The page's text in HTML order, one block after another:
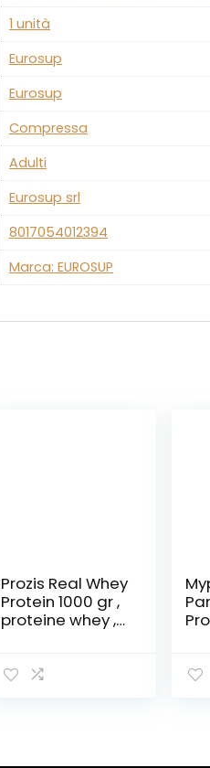
‎1 unità
‎Eurosup
‎Eurosup
‎Compressa
‎Adulti
‎Eurosup srl
‎8017054012394
Marca: EUROSUP
Prozis Real Whey
Protein 1000 gr ,
proteine whey ,
(cioccolato)